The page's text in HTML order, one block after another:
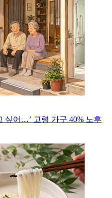
싶어…’ 고령 가구 40% 노후